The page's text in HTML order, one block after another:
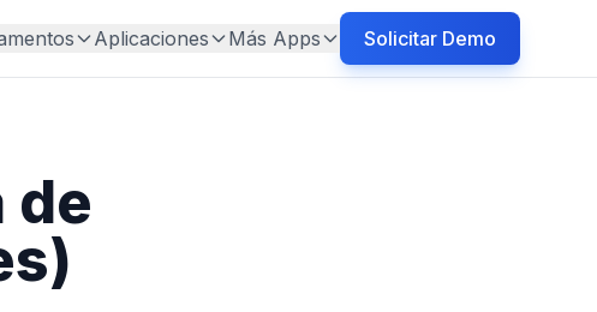
Aplicaciones Más Apps Solicitar Demo
de